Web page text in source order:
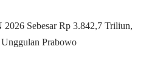
Sebesar Rp 3.842,7 Triliun,
Prabowo